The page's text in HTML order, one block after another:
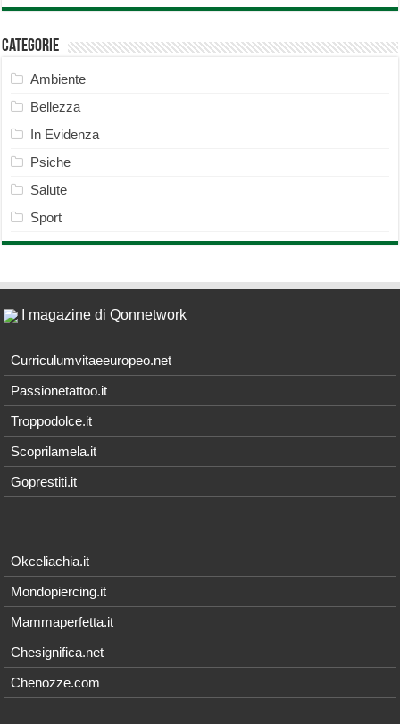
Categorie
Ambiente
Bellezza
In Evidenza
Psiche
Salute
Sport
I magazine di Qonnetwork
Curriculumvitaeeuropeo.net
Passionetattoo.it
Troppodolce.it
Scoprilamela.it
Goprestiti.it
Okceliachia.it
Mondopiercing.it
Mammaperfetta.it
Chesignifica.net
Chenozze.com